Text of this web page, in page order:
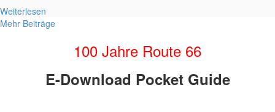
Weiterlesen
Mehr Beiträge
100 Jahre Route 66
E-Download Pocket Guide